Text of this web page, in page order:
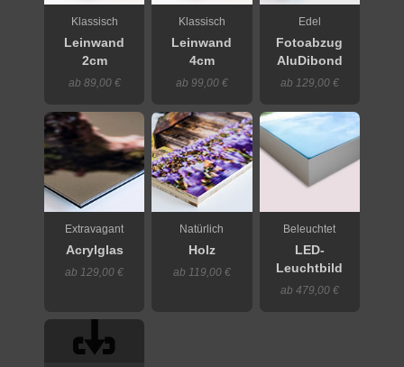
Klassisch
Leinwand
2cm
ab 89,00 €
Klassisch
Leinwand
4cm
ab 99,00 €
Edel
Fotoabzug
AluDibond
ab 129,00 €
Extravagant
Acrylglas
ab 129,00 €
Natürlich
Holz
ab 119,00 €
Beleuchtet
LED-
Leuchtbild
ab 479,00 €